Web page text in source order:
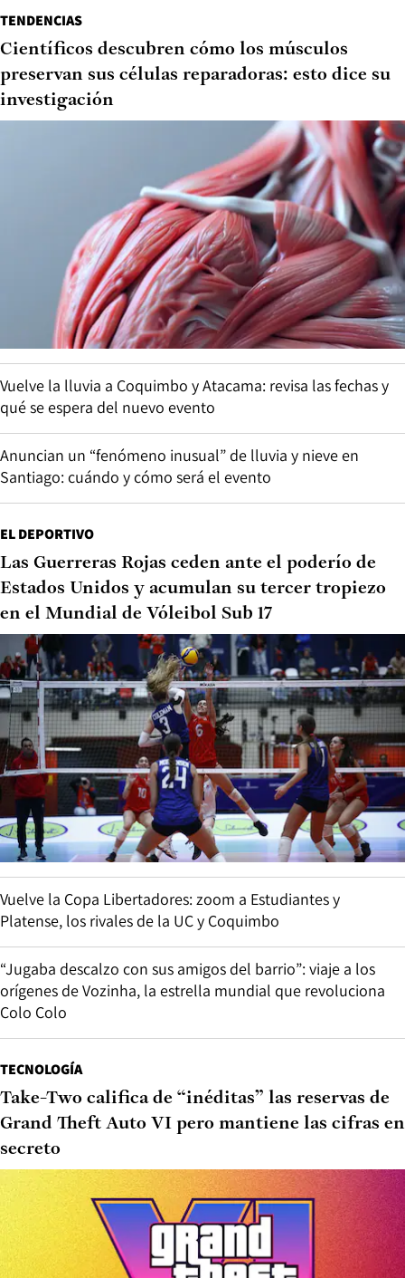
TENDENCIAS
Científicos descubren cómo los músculos
preservan sus células reparadoras: esto dice su
investigación
Vuelve la lluvia a Coquimbo y Atacama: revisa las fechas y
qué se espera del nuevo evento
Anuncian un “fenómeno inusual” de lluvia y nieve en
Santiago: cuándo y cómo será el evento
EL DEPORTIVO
Las Guerreras Rojas ceden ante el poderío de
Estados Unidos y acumulan su tercer tropiezo
en el Mundial de Vóleibol Sub 17
Vuelve la Copa Libertadores: zoom a Estudiantes y
Platense, los rivales de la UC y Coquimbo
“Jugaba descalzo con sus amigos del barrio”: viaje a los
orígenes de Vozinha, la estrella mundial que revoluciona
Colo Colo
TECNOLOGÍA
Take-Two califica de “inéditas” las reservas de
Grand Theft Auto VI pero mantiene las cifras en
secreto